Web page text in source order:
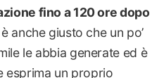
fino a 120 ore dopo
anche giusto che un po’
le abbia generate ed è
esprima un proprio